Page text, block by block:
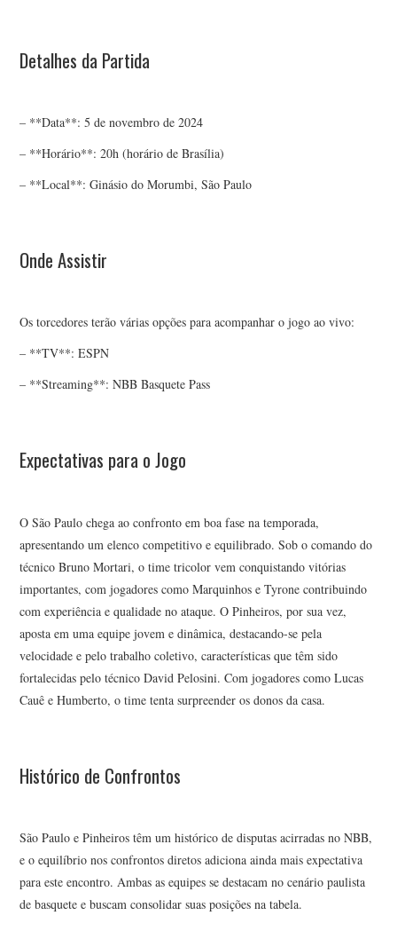
Detalhes da Partida
– **Data**: 5 de novembro de 2024
– **Horário**: 20h (horário de Brasília)
– **Local**: Ginásio do Morumbi, São Paulo
Onde Assistir
Os torcedores terão várias opções para acompanhar o jogo ao vivo:
– **TV**: ESPN
– **Streaming**: NBB Basquete Pass
Expectativas para o Jogo
O São Paulo chega ao confronto em boa fase na temporada,
apresentando um elenco competitivo e equilibrado. Sob o comando do
técnico Bruno Mortari, o time tricolor vem conquistando vitórias
importantes, com jogadores como Marquinhos e Tyrone contribuindo
com experiência e qualidade no ataque. O Pinheiros, por sua vez,
aposta em uma equipe jovem e dinâmica, destacando-se pela
velocidade e pelo trabalho coletivo, características que têm sido
fortalecidas pelo técnico David Pelosini. Com jogadores como Lucas
Cauê e Humberto, o time tenta surpreender os donos da casa.
Histórico de Confrontos
São Paulo e Pinheiros têm um histórico de disputas acirradas no NBB,
e o equilíbrio nos confrontos diretos adiciona ainda mais expectativa
para este encontro. Ambas as equipes se destacam no cenário paulista
de basquete e buscam consolidar suas posições na tabela.